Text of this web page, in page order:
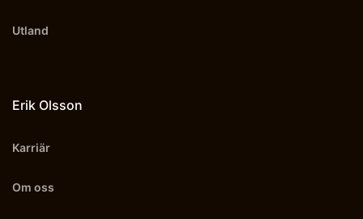
Utland
Erik Olsson
Karriär
Om oss